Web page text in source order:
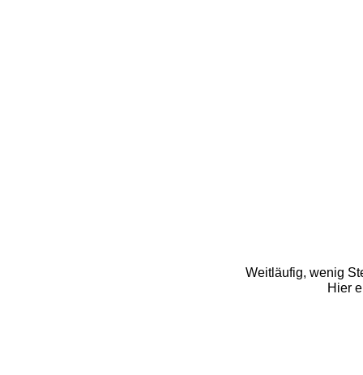
Weitläufig, wenig
Hier